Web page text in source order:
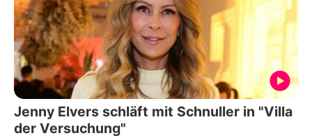
Jenny Elvers schläft mit Schnuller in "Villa
der Versuchung"